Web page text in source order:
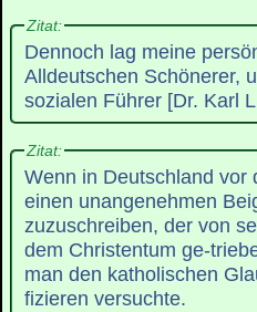
Zitat:
Dennoch lag meine
Alldeutschen Schönerer,
sozialen Führer [Dr. Karl
Zitat:
Wenn in Deutschland vor
einen unangenehmen
zuzuschreiben, der von
dem Christentum ge-
man den katholischen
fizieren versuchte.